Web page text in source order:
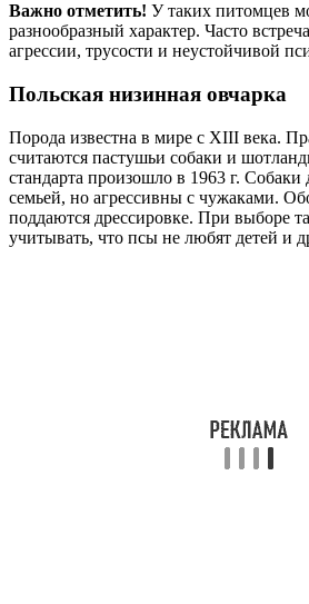
Важно отметить! У таких питомцев
разнообразный характер. Часто
агрессии, трусости и неустойчивой
Польская низинная овчарка
Порода известна в мире с XIII века.
считаются пастушьи собаки и
стандарта произошло в 1963 г.
семьей, но агрессивны с чужаками.
поддаются дрессировке. При выборе
учитывать, что псы не любят детей и